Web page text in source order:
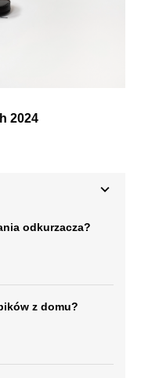
odkurzacza?
z domu?
2024